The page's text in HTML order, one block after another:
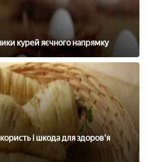
курей яєчного напрямку
і шкода для здоров'я